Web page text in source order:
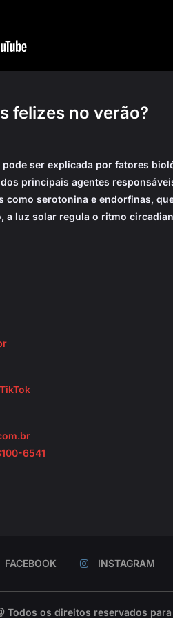
felizes no verão?
ser explicada por fatores
principais agentes
serotonina e endorfinas,
a luz solar regula o ritmo
TikTok
6541
FACEBOOK INSTAGRAM
Todos os direitos reservados para